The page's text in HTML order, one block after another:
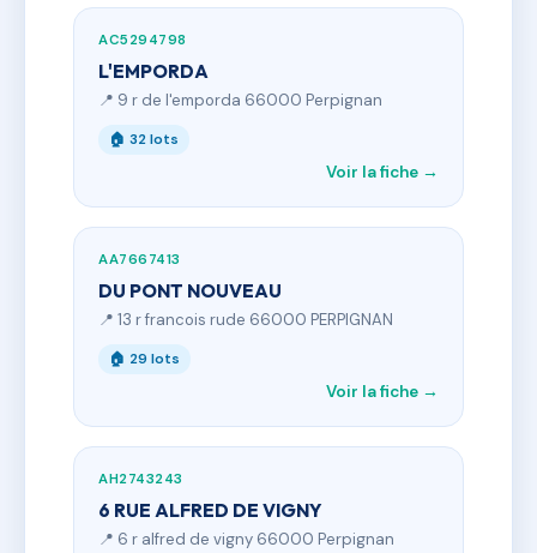
AC5294798
L'EMPORDA
📍 9 r de l'emporda 66000 Perpignan
🏠 32 lots
Voir la fiche →
AA7667413
DU PONT NOUVEAU
📍 13 r francois rude 66000 PERPIGNAN
🏠 29 lots
Voir la fiche →
AH2743243
6 RUE ALFRED DE VIGNY
📍 6 r alfred de vigny 66000 Perpignan